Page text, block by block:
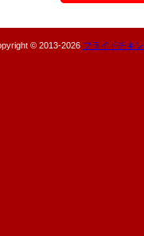
© 2013-2026 フライドチキ